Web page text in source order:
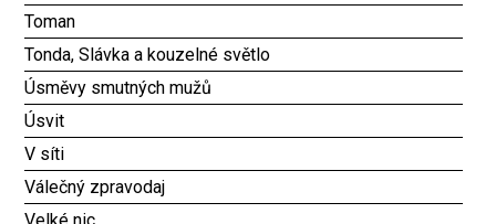
Toman
Tonda, Slávka a kouzelné světlo
Úsměvy smutných mužů
Úsvit
V síti
Válečný zpravodaj